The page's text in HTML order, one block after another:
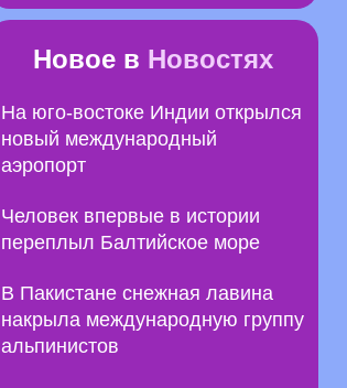
Новое в Новостях
На юго-востоке Индии открылся
новый международный
аэропорт
Человек впервые в истории
переплыл Балтийское море
В Пакистане снежная лавина
накрыла международную группу
альпинистов